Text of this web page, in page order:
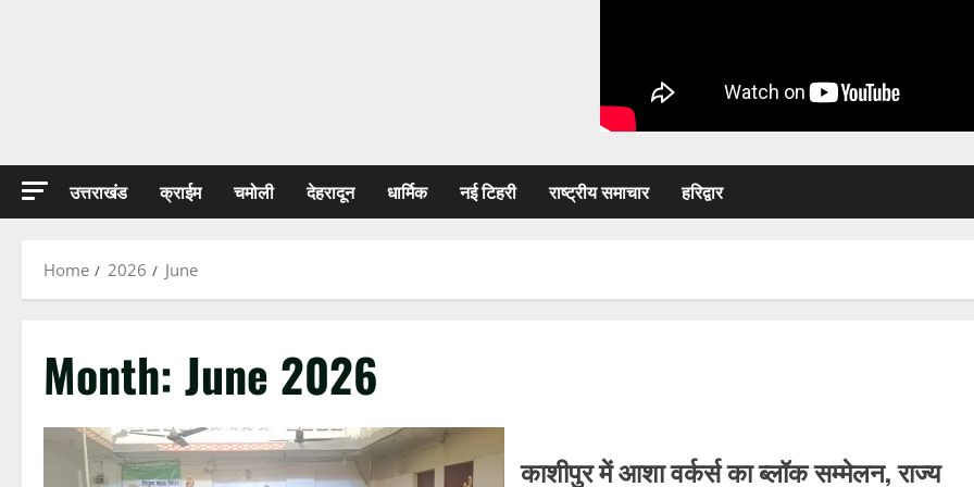
उत्तराखंड क्राईम चमोली देहरादून धार्मिक नई टिहरी राष्ट्रीय समाचार हरिद्वार
Home 2026 June
Month: June 2026
काशीपुर में आशा वर्कर्स का ब्लॉक सम्मेलन, राज्य